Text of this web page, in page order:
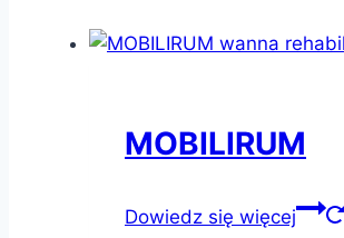
MOBILIRUM
Dowiedz się więcej